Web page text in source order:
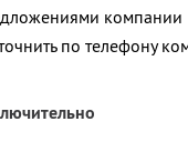
компании
по телефону